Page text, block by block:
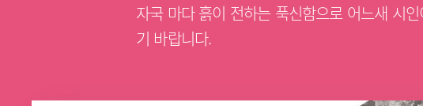
자국 마다 흙이 전하는 푹신함으로 어느새 시
기 바랍니다.